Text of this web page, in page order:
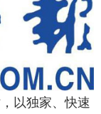
以独家、快速